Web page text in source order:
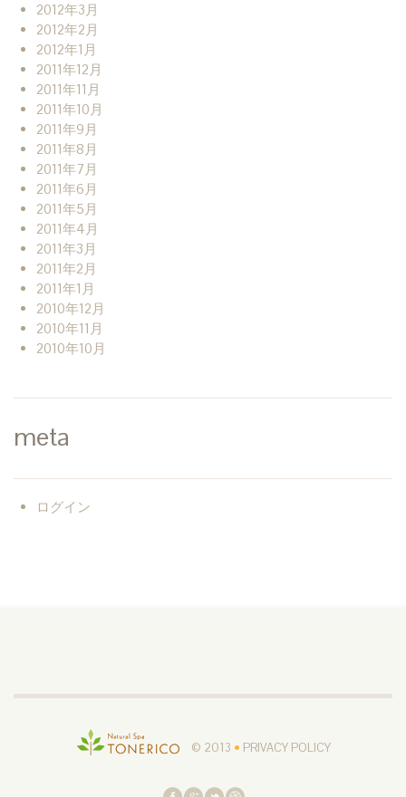
2012年3月
2012年2月
2012年1月
2011年12月
2011年11月
2011年10月
2011年9月
2011年8月
2011年7月
2011年6月
2011年5月
2011年4月
2011年3月
2011年2月
2011年1月
2010年12月
2010年11月
2010年10月
meta
ログイン
© 2013 • PRIVACY POLICY